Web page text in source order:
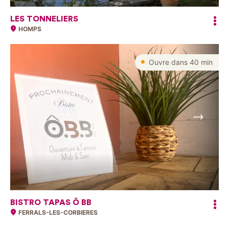
LES TONNELIERS
HOMPS
Ouvre dans 40 min
Suivant
BISTRO TAPAS Ô BB
FERRALS-LES-CORBIERES